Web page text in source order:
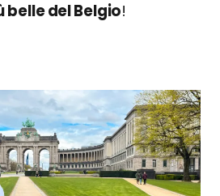
belle del Belgio!